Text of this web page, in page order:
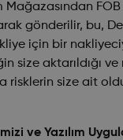
Mağazasından
gönderilir, bu,
için bir
size aktarıldığı ve
risklerin size ait
ve Yazılım